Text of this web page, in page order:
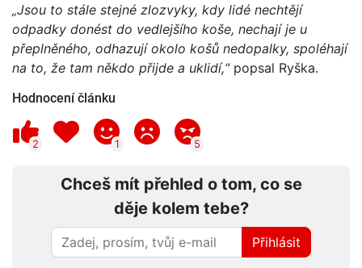
„Jsou to stále stejné zlozvyky, kdy lidé nechtějí
odpadky donést do vedlejšího koše, nechají je u
přeplněného, odhazují okolo košů nedopalky, spoléhají
na to, že tam někdo přijde a uklidí,“popsal Ryška.
Hodnocení článku
2 1 5
Chceš mít přehled o tom, co se
děje kolem tebe?
Přihlásit